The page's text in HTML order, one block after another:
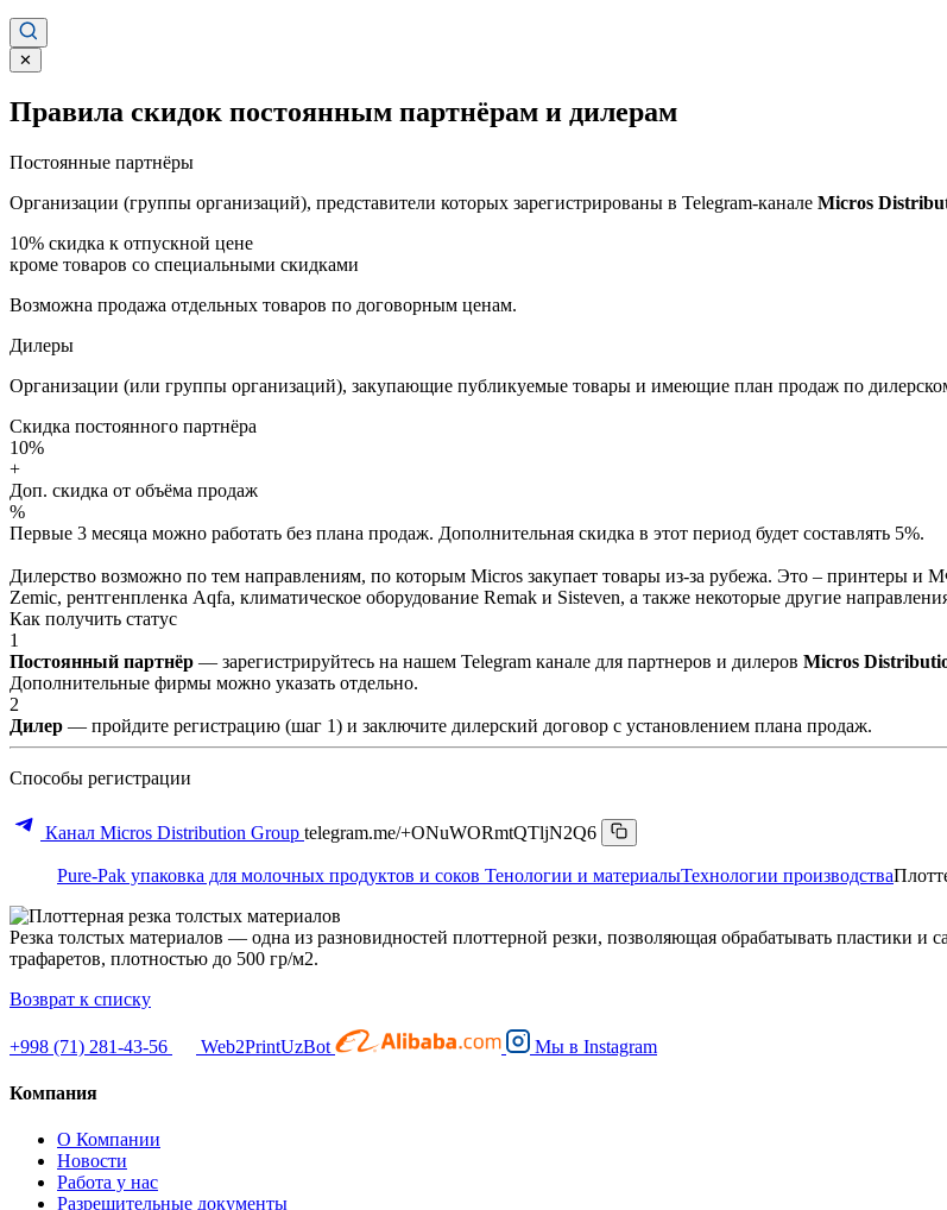
✕
Правила скидок постоянным партнёрам и дилерам
Постоянные партнёры
Организации (группы организаций), представители которых зарегистрированы в Telegram-канале Micros
10% скидка к отпускной цене
кроме товаров со специальными скидками
Возможна продажа отдельных товаров по договорным ценам.
Дилеры
Организации (или группы организаций), закупающие публикуемые товары и имеющие план продаж по
Скидка постоянного партнёра
10%
+
Доп. скидка от объёма продаж
%
Первые 3 месяца можно работать без плана продаж. Дополнительная скидка в этот период будет составлять 5%.
Дилерство возможно по тем направлениям, по которым Micros закупает товары из-за рубежа. Это – принтеры и
Zemic, рентгенпленка Aqfa, климатическое оборудование Remak и Sisteven, а также некоторые другие
Как получить статус
1
Постоянный партнёр — зарегистрируйтесь на нашем Telegram канале для партнеров и дилеров Micros
Дополнительные фирмы можно указать отдельно.
2
Дилер — пройдите регистрацию (шаг 1) и заключите дилерский договор с установлением плана продаж.
Способы регистрации
Канал Micros Distribution Group telegram.me/+ONuWORmtQTljN2Q6
Pure-Pak упаковка для молочных продуктов и соков Тенологии и материалыТехнологии производства
Резка толстых материалов — одна из разновидностей плоттерной резки, позволяющая обрабатывать пластики
трафаретов, плотностью до 500 гр/м2.
Возврат к списку
+998 (71) 281-43-56 Web2PrintUzBot Мы в Instagram
Компания
О Компании
Новости
Работа у нас
Разрешительные документы